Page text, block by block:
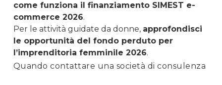
come funziona il finanziamento SIMEST e-
commerce 2026.
Per le attività guidate da donne, approfondisci
le opportunità del fondo perduto per
l’imprenditoria femminile 2026.
Quando contattare una società di consulenza